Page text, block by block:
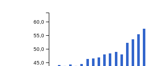
45,0
50,0
55,0
60,0